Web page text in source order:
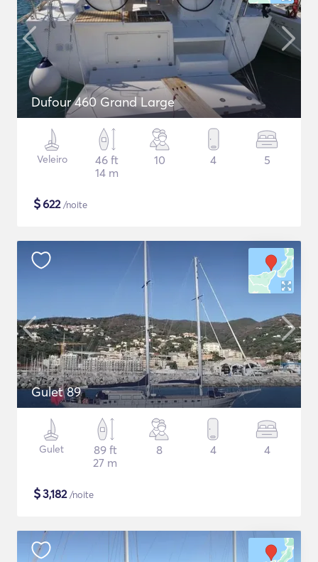
Dufour 460 Grand Large
Veleiro
46 ft
14 m
10 4 5
$622/noite
Gulet 89
Gulet
89 ft
27 m
8 4 4
$3,182/noite